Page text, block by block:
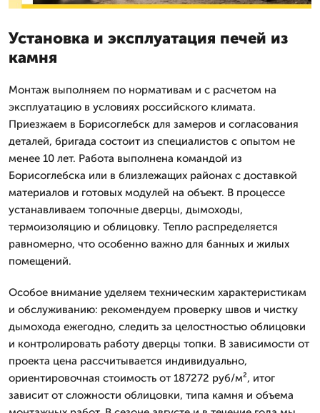
Установка и эксплуатация печей из
камня
Монтаж выполняем по нормативам и с расчетом на
эксплуатацию в условиях российского климата.
Приезжаем в Борисоглебск для замеров и согласования
деталей, бригада состоит из специалистов с опытом не
менее 10 лет. Работа выполнена командой из
Борисоглебска или в близлежащих районах с доставкой
материалов и готовых модулей на объект. В процессе
устанавливаем топочные дверцы, дымоходы,
термоизоляцию и облицовку. Тепло распределяется
равномерно, что особенно важно для банных и жилых
помещений.
Особое внимание уделяем техническим характеристикам
и обслуживанию: рекомендуем проверку швов и чистку
дымохода ежегодно, следить за целостностью облицовки
и контролировать работу дверцы топки. В зависимости от
проекта цена рассчитывается индивидуально,
ориентировочная стоимость от 187272 руб/м², итог
зависит от сложности облицовки, типа камня и объема